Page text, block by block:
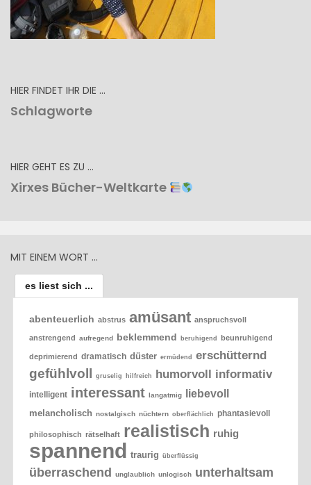
HIER FINDET IHR DIE …
Schlagworte
HIER GEHT ES ZU …
Xirxes Bücher-Weltkarte
MIT EINEM WORT …
es liest sich ...
abenteuerlich abstrus amüsant anspruchsvoll
anstrengend aufregend beklemmend beruhigend beunruhigend
deprimierend dramatisch düster ermüdend erschütternd
gefühlvoll gruselig hilfreich humorvoll informativ
intelligent interessant langatmig liebevoll
melancholisch nostalgisch nüchtern oberflächlich phantasievoll
philosophisch rätselhaft realistisch ruhig
spannend traurig überflüssig
überraschend unglaublich unlogisch unterhaltsam